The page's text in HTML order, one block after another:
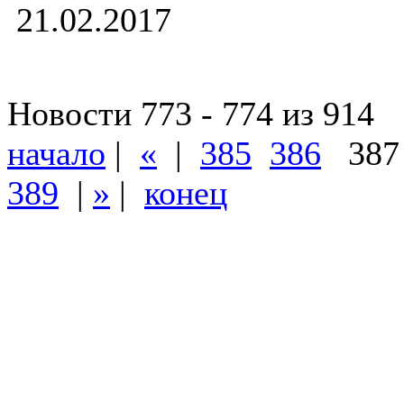
21.02.2017
Новости 773 - 774 из 914
начало | « | 385 386
389 | » | конец